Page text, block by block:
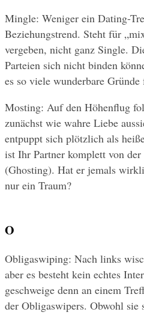
Mingle: Weniger ein Dating-
Beziehungstrend. Steht für
vergeben, nicht ganz Single.
Parteien sich nicht binden
es so viele wunderbare
Mosting: Auf den Höhenflug
zunächst wie wahre Liebe
entpuppt sich plötzlich als
ist Ihr Partner komplett von
(Ghosting). Hat er jemals
nur ein Traum?
O
Obligaswiping: Nach links
aber es besteht kein echtes
geschweige denn an einem
der Obligaswipers. Obwohl sie